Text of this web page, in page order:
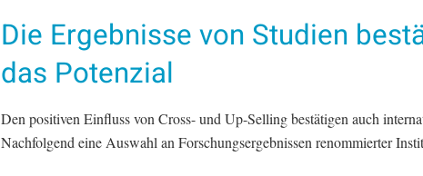
Die Ergebnisse von Studien
das Potenzial
Den positiven Einfluss von Cross- und Up-Selling bestätigen auch
Nachfolgend eine Auswahl an Forschungsergebnissen renommierter